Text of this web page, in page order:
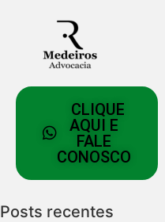
CLIQUE
AQUI E
FALE
CONOSCO
Posts recentes